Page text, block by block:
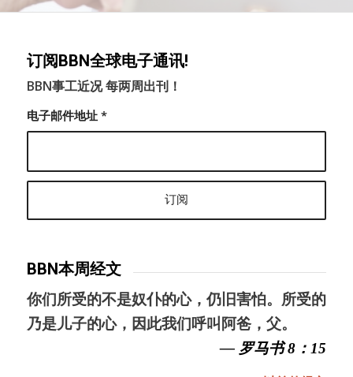
订阅BBN全球电子通讯!
BBN事工近况 每两周出刊！
电子邮件地址 *
BBN本周经文
你们所受的不是奴仆的心，仍旧害怕。所受的
乃是儿子的心，因此我们呼叫阿爸，父。
— 罗马书 8：15